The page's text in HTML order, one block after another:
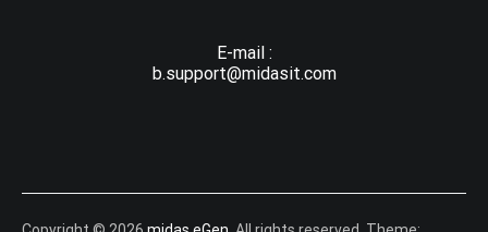
E-mail :
b.support@midasit.com